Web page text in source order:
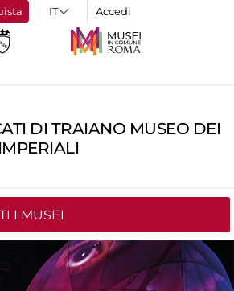
Accedi
DI TRAIANO MUSEO DEI
I MUSEI